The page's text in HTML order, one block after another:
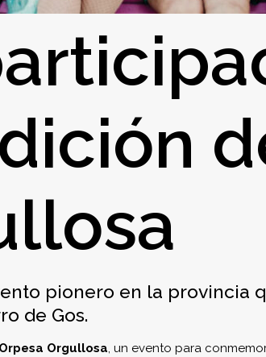
pionero en la provincia
de Gos.
Orpesa Orgullosa, un evento para